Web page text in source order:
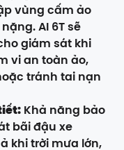
vùng cấm ảo
AI 6T sẽ
giám sát khi
vi an toàn ảo,
tránh tai nạn
Khả năng bảo
bãi đậu xe
khi trời mưa lớn,